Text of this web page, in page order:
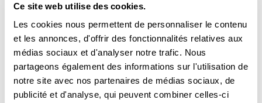
Ce site web utilise des cookies.
Les cookies nous permettent de personnaliser le contenu
et les annonces, d'offrir des fonctionnalités relatives aux
médias sociaux et d'analyser notre trafic. Nous
partageons également des informations sur l'utilisation de
notre site avec nos partenaires de médias sociaux, de
publicité et d'analyse, qui peuvent combiner celles-ci
Participez aux études